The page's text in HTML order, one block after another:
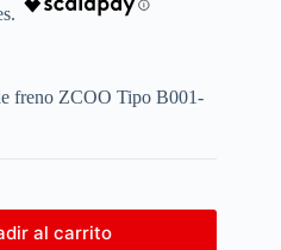
freno ZCOO Tipo B001-
al carrito